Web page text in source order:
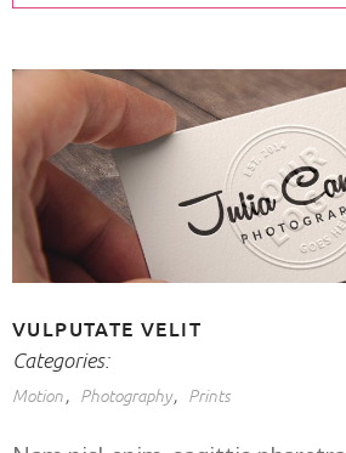
VULPUTATE VELIT
Categories:
Motion Photography Prints